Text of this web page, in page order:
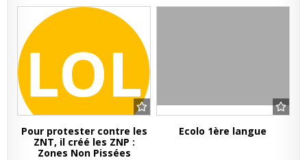
Pour protester contre les
ZNT, il créé les ZNP :
Zones Non Pissées
Ecolo 1ère langue